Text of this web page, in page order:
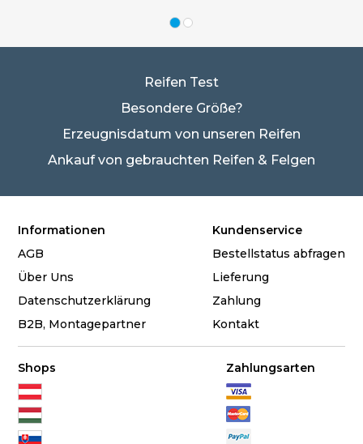
Reifen Test
Besondere Größe?
Erzeugnisdatum von unseren Reifen
Ankauf von gebrauchten Reifen & Felgen
Informationen
AGB
Über Uns
Datenschutzerklärung
B2B, Montagepartner
Kundenservice
Bestellstatus abfragen
Lieferung
Zahlung
Kontakt
Shops Zahlungsarten